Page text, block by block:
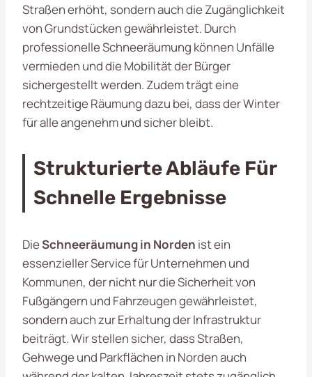
Straßen erhöht, sondern auch die Zugänglichkeit
von Grundstücken gewährleistet. Durch
professionelle Schneeräumung können Unfälle
vermieden und die Mobilität der Bürger
sichergestellt werden. Zudem trägt eine
rechtzeitige Räumung dazu bei, dass der Winter
für alle angenehm und sicher bleibt.
Strukturierte Abläufe Für
Schnelle Ergebnisse
DieSchneeräumung in Norden ist ein
essenzieller Service für Unternehmen und
Kommunen, der nicht nur die Sicherheit von
Fußgängern und Fahrzeugen gewährleistet,
sondern auch zur Erhaltung der Infrastruktur
beiträgt. Wir stellen sicher, dass Straßen,
Gehwege und Parkflächen in Norden auch